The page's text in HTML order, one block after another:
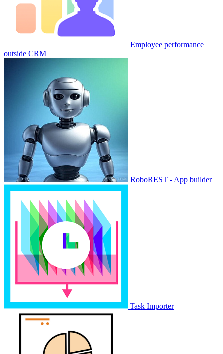
Employee performance
outside CRM
RoboREST - App builder
Task Importer